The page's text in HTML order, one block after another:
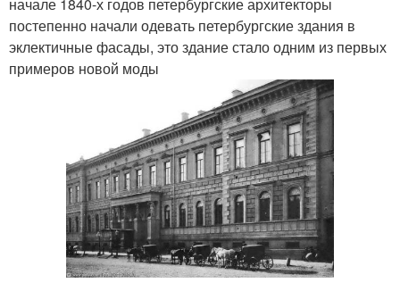
постепенно начали одевать петербургские здания в
эклектичные фасады, это здание стало одним из первых
примеров новой моды